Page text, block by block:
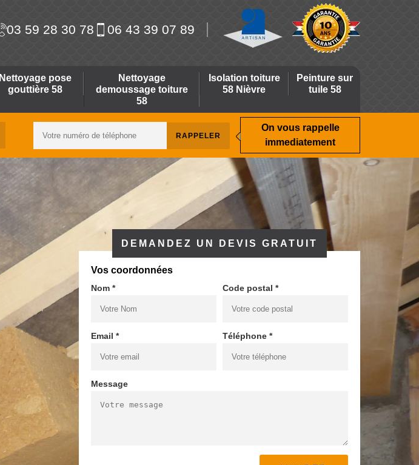
03 59 28 30 78 06 43 39 07 89
Nettoyage pose
gouttière 58
Nettoyage
demoussage toiture
58
Isolation toiture
58 Nièvre
Peinture sur
tuile 58
On vous rappelle
immediatement
DEMANDEZ UN DEVIS GRATUIT
Vos coordonnées
Nom * Code postal *
Email * Téléphone *
Message